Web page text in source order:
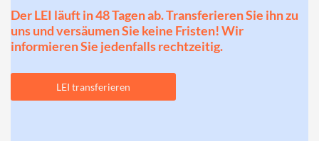
Der LEI läuft in 48 Tagen ab. Transferieren Sie ihn zu
uns und versäumen Sie keine Fristen! Wir
informieren Sie jedenfalls rechtzeitig.
LEI transferieren